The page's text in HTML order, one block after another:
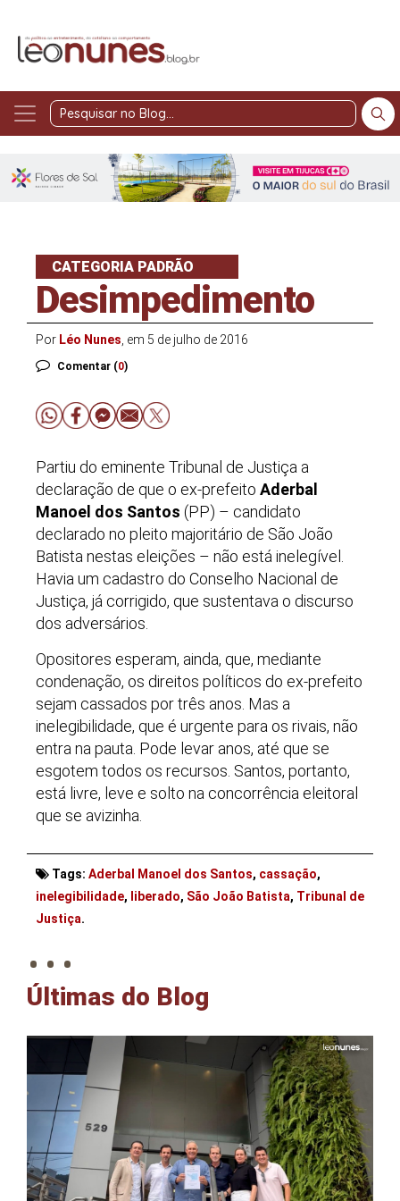
Pesquisar
Blog
CATEGORIA PADRÃO
Desimpedimento
Por Léo Nunes , em 5 de julho de 2016
Comentar (0)
Partiu do eminente Tribunal de Justiça a
declaração de que o ex-prefeito Aderbal
Manoel dos Santos (PP) – candidato
declarado no pleito majoritário de São João
Batista nestas eleições – não está inelegível.
Havia um cadastro do Conselho Nacional de
Justiça, já corrigido, que sustentava o discurso
dos adversários.
Opositores esperam, ainda, que, mediante
condenação, os direitos políticos do ex-prefeito
sejam cassados por três anos. Mas a
inelegibilidade, que é urgente para os rivais, não
entra na pauta. Pode levar anos, até que se
esgotem todos os recursos. Santos, portanto,
está livre, leve e solto na concorrência eleitoral
que se avizinha.
Tags: Aderbal Manoel dos Santos, cassação,
inelegibilidade, liberado, São João Batista, Tribunal de
Justiça.
. . .
Últimas do Blog